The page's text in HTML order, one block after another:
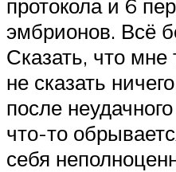
протокола и 6
эмбрионов. Всё
Сказать, что
не сказать
после
что-то
себя